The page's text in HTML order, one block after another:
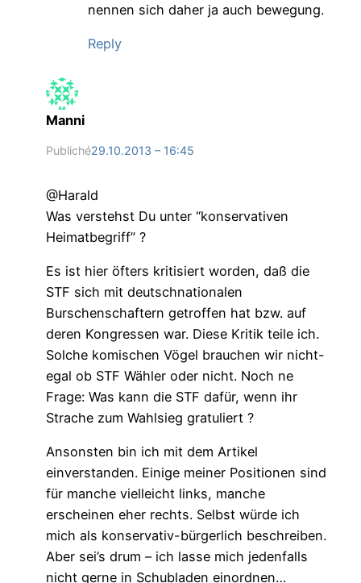
nennen sich daher ja auch bewegung.
Reply
Manni
Publiché29.10.2013 – 16:45
@Harald
Was verstehst Du unter “konservativen
Heimatbegriff” ?
Es ist hier öfters kritisiert worden, daß die
STF sich mit deutschnationalen
Burschenschaftern getroffen hat bzw. auf
deren Kongressen war. Diese Kritik teile ich.
Solche komischen Vögel brauchen wir nicht-
egal ob STF Wähler oder nicht. Noch ne
Frage: Was kann die STF dafür, wenn ihr
Strache zum Wahlsieg gratuliert ?
Ansonsten bin ich mit dem Artikel
einverstanden. Einige meiner Positionen sind
für manche vielleicht links, manche
erscheinen eher rechts. Selbst würde ich
mich als konservativ-bürgerlich beschreiben.
Aber sei’s drum – ich lasse mich jedenfalls
nicht gerne in Schubladen einordnen…